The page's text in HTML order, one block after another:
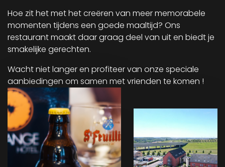
Hoe zit het met het creëren van meer memorabele
momenten tijdens een goede maaltijd? Ons
restaurant maakt daar graag deel van uit en biedt je
smakelijke gerechten.
Wacht niet langer en profiteer van onze speciale
aanbiedingen om samen met vrienden te komen !